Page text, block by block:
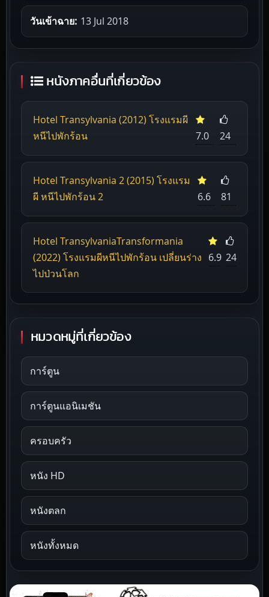
วันเข้าฉาย: 13 Jul 2018
หนังภาคอื่นที่เกี่ยวข้อง
Hotel Transylvania (2012) โรงแรมผี
หนีไปพักร้อน
7.0 24
Hotel Transylvania 2 (2015) โรงแรม
ผี หนีไปพักร้อน 2
6.6 81
Hotel TransylvaniaTransformania
(2022) โรงแรมผีหนีไปพักร้อน เปลี่ยนร่าง
ไปป่วนโลก
6.9 24
หมวดหมู่ที่เกี่ยวข้อง
การ์ตูน
การ์ตูนแอนิเมชัน
ครอบครัว
หนัง HD
หนังตลก
หนังทั้งหมด